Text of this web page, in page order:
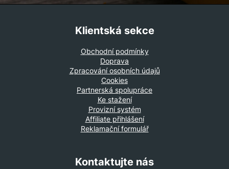
Kontaktujte nás
Klientská sekce
Obchodní podmínky
Doprava
Zpracování osobních údajů
Cookies
Partnerská spolupráce
Ke stažení
Provizní systém
Affiliate přihlášení
Reklamační formulář